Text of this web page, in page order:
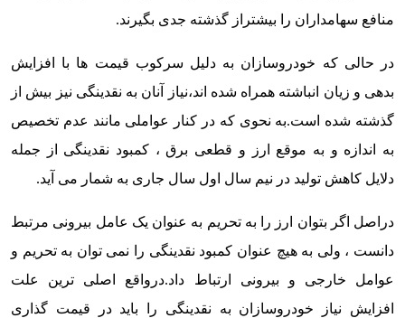
منافع سهامداران را بیشتراز گذشته جدی بگیرند.
در حالی که خودروسازان به دلیل سرکوب قیمت ها با افزایش
بدهی و زیان انباشته همراه شده اند،نیاز آنان به نقدینگی نیز بیش از
گذشته شده است.به نحوی که در کنار عواملی مانند عدم تخصیص
به اندازه و به موقع ارز و قطعی برق ، کمبود نقدینگی از جمله
دلایل کاهش تولید در نیم سال اول سال جاری به شمار می آید.
دراصل اگر بتوان ارز را به تحریم به عنوان یک عامل بیرونی مرتبط
دانست ، ولی به هیچ عنوان کمبود نقدینگی را نمی توان به تحریم و
عوامل خارجی و بیرونی ارتباط داد.درواقع اصلی ترین علت
افزایش نیاز خودروسازان به نقدینگی را باید در قیمت گذاری